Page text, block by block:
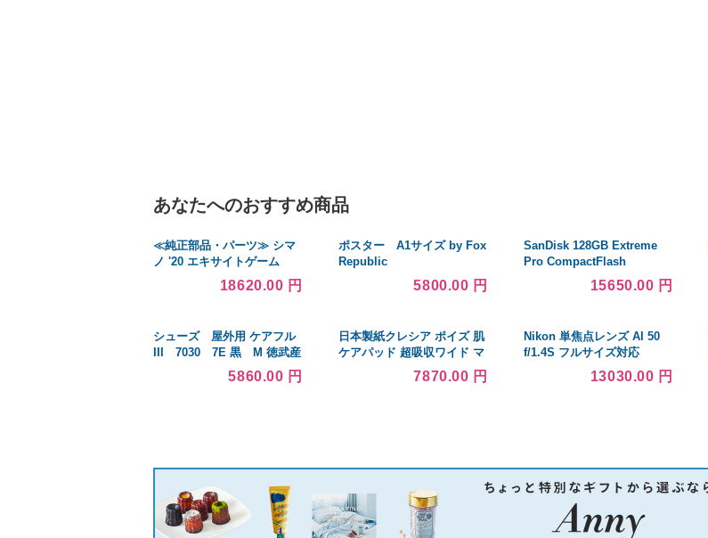
あなたへのおすすめ商品
≪純正部品・パーツ≫ シマ
ノ '20 エキサイトゲーム
CI4+ TYPE73 HH180 右 #1
18620.00 円
ポスター A1サイズ by Fox
Republic
5800.00 円
SanDisk 128GB Extreme
Pro CompactFlash
Memory Card (160MB/s) 並
15650.00 円
シューズ 屋外用 ケアフル
III 7030 7E 黒 M 徳武産
4537944181732 介護福祉
5860.00 円
日本製紙クレシア ポイズ 肌
ケアパッド 超吸収ワイド マ
ルチパック(18枚入)
7870.00 円
Nikon 単焦点レンズ AI 50
f/1.4S フルサイズ対応
13030.00 円